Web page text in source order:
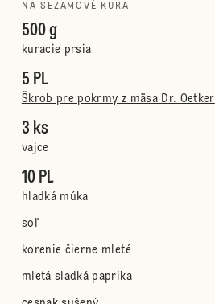
NA SEZAMOVÉ KURA
500 g
kuracie prsia
5 PL
Škrob pre pokrmy z mäsa Dr. Oetker
3 ks
vajce
10 PL
hladká múka
soľ
korenie čierne mleté
mletá sladká paprika